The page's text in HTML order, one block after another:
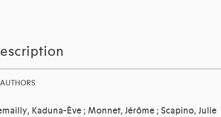
AUTHORS
Kaduna-Ève ; Monnet, Jérôme ; Scapino, Julie